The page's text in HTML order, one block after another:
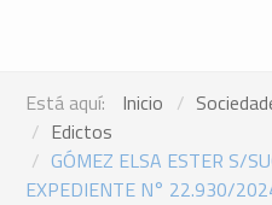
Está aquí: Inicio
Edictos
GÓMEZ ELSA ESTER S/
EXPEDIENTE N° 22.930/